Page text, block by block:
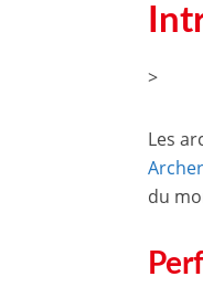
>
Les
du